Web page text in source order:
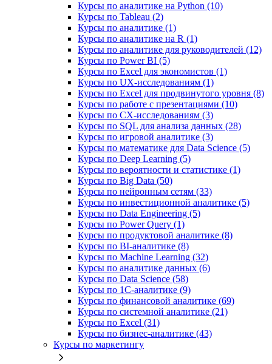
Курсы по аналитике на Python (10)
Курсы по Tableau (2)
Курсы по аналитике (1)
Курсы по аналитике на R (1)
Курсы по аналитике для руководителей (12)
Курсы по Power BI (5)
Курсы по Excel для экономистов (1)
Курсы по UX‑исследованиям (1)
Курсы по Excel для продвинутого уровня (8)
Курсы по работе с презентациями (10)
Курсы по CX-исследованиям (3)
Курсы по SQL для анализа данных (28)
Курсы по игровой аналитике (3)
Курсы по математике для Data Science (5)
Курсы по Deep Learning (5)
Курсы по вероятности и статистике (1)
Курсы по Big Data (50)
Курсы по нейронным сетям (33)
Курсы по инвестиционной аналитике (5)
Курсы по Data Engineering (5)
Курсы по Power Query (1)
Курсы по продуктовой аналитике (8)
Курсы по BI‑аналитике (8)
Курсы по Machine Learning (32)
Курсы по аналитике данных (6)
Курсы по Data Science (58)
Курсы по 1С‑аналитике (9)
Курсы по финансовой аналитике (69)
Курсы по системной аналитике (21)
Курсы по Excel (31)
Курсы по бизнес‑аналитике (43)
Курсы по маркетингу